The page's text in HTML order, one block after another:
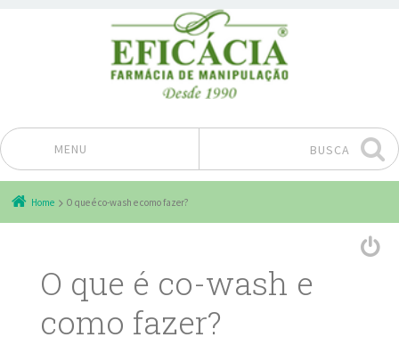
MENU
Pular para o conteúdo
BUSCA
Home O que é co-wash e como fazer?
O que é co-wash e
como fazer?